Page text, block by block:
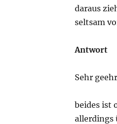
daraus
seltsam
Antwort
Sehr
beides ist
allerdings